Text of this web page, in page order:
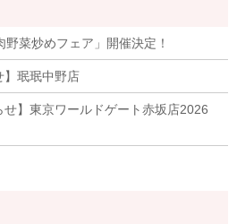
菜炒めフェア」開催決定！
】珉珉中野店
せ】東京ワールドゲート赤坂店2026